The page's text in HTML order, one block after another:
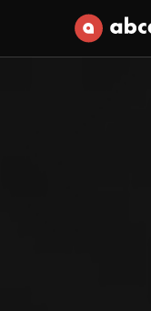
Abcdr du Son